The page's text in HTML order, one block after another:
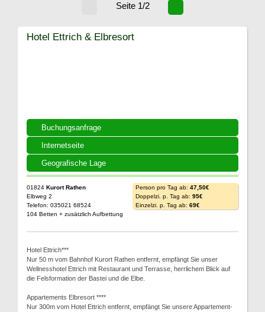
Seite 1/2
Buchungsanfrage
Internetseite
Geografische Lage
Hotel Ettrich & Elbresort
01824 Kurort Rathen
Elbweg 2
Telefon: 035021 68524
104 Betten + zusätzlich Aufbettung
Person pro Tag ab: 47,50€
Doppelzi. p. Tag ab: 95€
Einzelzi. p. Tag ab: 69€
Hotel Ettrich***
Nur 50 m vom Bahnhof Kurort Rathen entfernt, empfängt Sie unser
Wellnesshotel Ettrich mit Restaurant und Terrasse, herrlichem Blick auf
die Felsformation der Bastei und die Elbe.
Appartements Elbresort ****
Nur 300m vom Hotel Ettrich entfernt, empfängt Sie unsere Appartement-